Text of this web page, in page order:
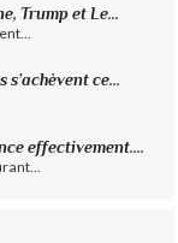
Trump et Le...
s’achèvent ce...
effectivement....